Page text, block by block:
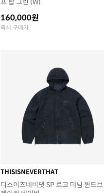
프 탑 그린 (W)
160,000원
즉시 구매가
THISISNEVERTHAT
디스이즈네버댓 SP 로고 데님 윈드브